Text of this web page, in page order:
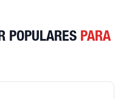
POPULARES PARA